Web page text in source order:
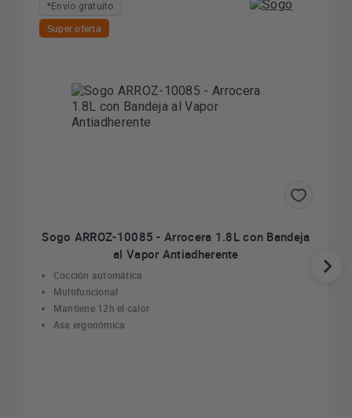
*Envío gratuito
Super oferta
Sogo ARROZ-10085 - Arrocera 1.8L con Bandeja
al Vapor Antiadherente
Cocción automática
Multifuncional
Mantiene 12h el calor
Asa ergonómica